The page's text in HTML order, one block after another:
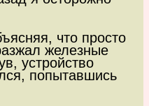
что просто
железные
устройство
попытавшись